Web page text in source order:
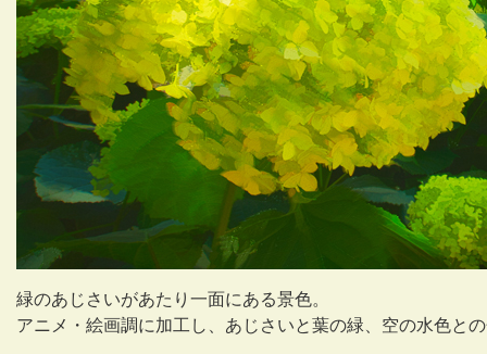
緑のあじさいがあたり一面にある景色。
アニメ・絵画調に加工し、あじさいと葉の緑、空の水色と